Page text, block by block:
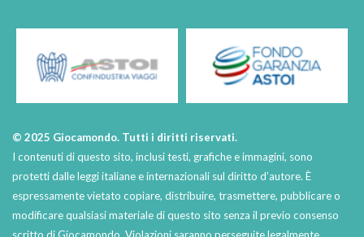
© 2025 Giocamondo. Tutti i diritti riservati.
I contenuti di questo sito, inclusi testi, grafiche e immagini, sono
protetti dalle leggi italiane e internazionali sul diritto d’autore. È
espressamente vietato copiare, distribuire, trasmettere, pubblicare o
modificare qualsiasi materiale di questo sito senza il previo consenso